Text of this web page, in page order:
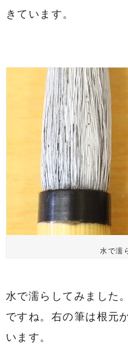
きています。
水で濡
水で濡らしてみました
ですね。右の筆は根元
います。